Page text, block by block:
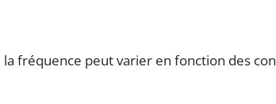
fréquence peut varier en fonction des